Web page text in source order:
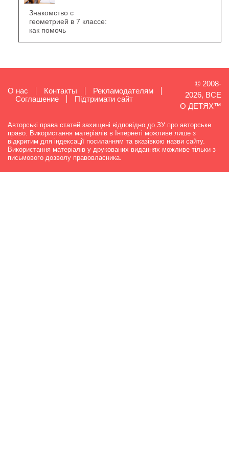
Знакомство с
геометрией в 7 классе:
как помочь
О нас Контакты
Рекламодателям
Cоглашение
Підтримати сайт
© 2008-
2026, ВСЕ
О ДЕТЯХ™
Авторські права статей захищені відповідно до ЗУ про авторське
право. Використання матеріалів в Інтернеті можливе лише з
відкритим для індексації посиланням та вказівкою назви сайту.
Використання матеріалів у друкованих виданнях можливе тільки з
письмового дозволу правовласника.